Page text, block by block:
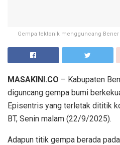
Gempa tektonik mengguncang
MASAKINI.CO – Kabupaten
diguncang gempa bumi
Episentris yang terletak dititik
BT, Senin malam (22/9/2025).
Adapun titik gempa berada